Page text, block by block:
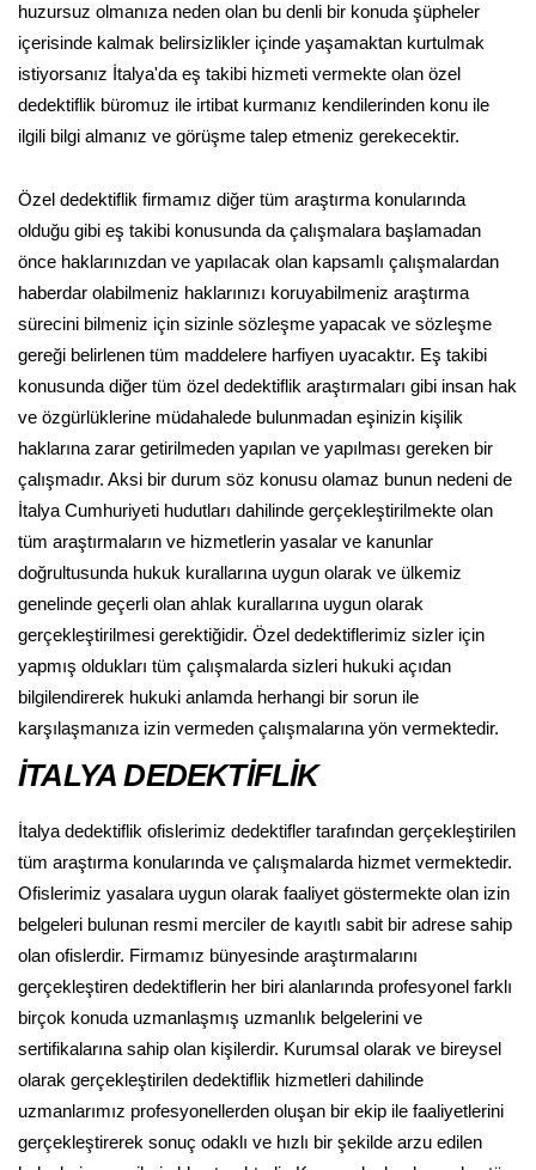
huzursuz olmanıza neden olan bu denli bir konuda şüpheler
içerisinde kalmak belirsizlikler içinde yaşamaktan kurtulmak
istiyorsanız İtalya'da eş takibi hizmeti vermekte olan özel
dedektiflik büromuz ile irtibat kurmanız kendilerinden konu ile
ilgili bilgi almanız ve görüşme talep etmeniz gerekecektir.
Özel dedektiflik firmamız diğer tüm araştırma konularında
olduğu gibi eş takibi konusunda da çalışmalara başlamadan
önce haklarınızdan ve yapılacak olan kapsamlı çalışmalardan
haberdar olabilmeniz haklarınızı koruyabilmeniz araştırma
sürecini bilmeniz için sizinle sözleşme yapacak ve sözleşme
gereği belirlenen tüm maddelere harfiyen uyacaktır. Eş takibi
konusunda diğer tüm özel dedektiflik araştırmaları gibi insan hak
ve özgürlüklerine müdahalede bulunmadan eşinizin kişilik
haklarına zarar getirilmeden yapılan ve yapılması gereken bir
çalışmadır. Aksi bir durum söz konusu olamaz bunun nedeni de
İtalya Cumhuriyeti hudutları dahilinde gerçekleştirilmekte olan
tüm araştırmaların ve hizmetlerin yasalar ve kanunlar
doğrultusunda hukuk kurallarına uygun olarak ve ülkemiz
genelinde geçerli olan ahlak kurallarına uygun olarak
gerçekleştirilmesi gerektiğidir. Özel dedektiflerimiz sizler için
yapmış oldukları tüm çalışmalarda sizleri hukuki açıdan
bilgilendirerek hukuki anlamda herhangi bir sorun ile
karşılaşmanıza izin vermeden çalışmalarına yön vermektedir.
İTALYA DEDEKTİFLİK
İtalya dedektiflik ofislerimiz dedektifler tarafından gerçekleştirilen
tüm araştırma konularında ve çalışmalarda hizmet vermektedir.
Ofislerimiz yasalara uygun olarak faaliyet göstermekte olan izin
belgeleri bulunan resmi merciler de kayıtlı sabit bir adrese sahip
olan ofislerdir. Firmamız bünyesinde araştırmalarını
gerçekleştiren dedektiflerin her biri alanlarında profesyonel farklı
birçok konuda uzmanlaşmış uzmanlık belgelerini ve
sertifikalarına sahip olan kişilerdir. Kurumsal olarak ve bireysel
olarak gerçekleştirilen dedektiflik hizmetleri dahilinde
uzmanlarımız profesyonellerden oluşan bir ekip ile faaliyetlerini
gerçekleştirerek sonuç odaklı ve hızlı bir şekilde arzu edilen